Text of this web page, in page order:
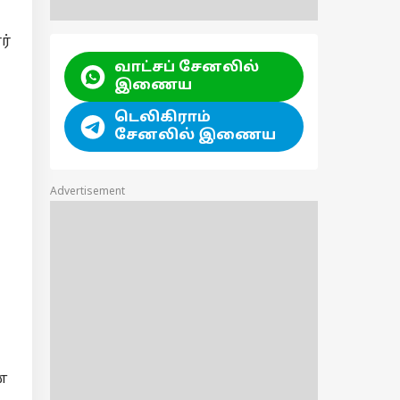
வாட்சப் சேனலில்
இணைய
டெலிகிராம்
சேனலில் இணைய
Advertisement